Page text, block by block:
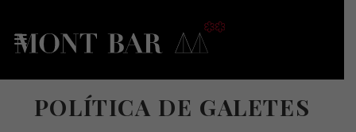
POLÍTICA DE GALETES